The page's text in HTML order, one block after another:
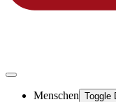
Menschen Toggle